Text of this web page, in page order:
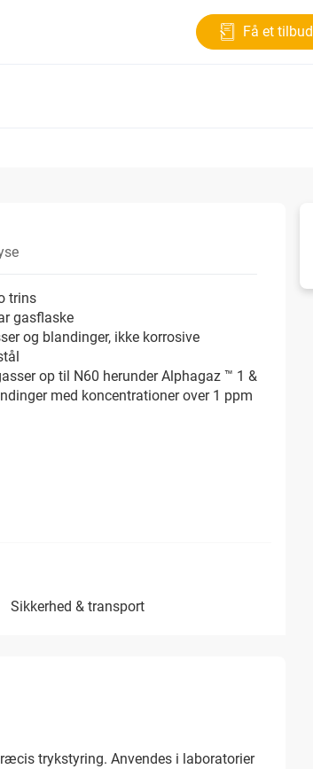
Få et tilbud
trins
gasflaske
og blandinger, ikke korrosive
op til N60 herunder Alphagaz ™ 1 &
med koncentrationer over 1 ppm
sikkerhed & transport
trykstyring. Anvendes i laboratorier